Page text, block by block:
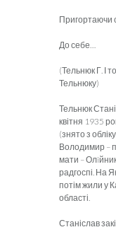
Пригортаючи
До себе…
(Тельнюк Г. І
Тельнюку)
Тельнюк
квітня 1935
(знято з
Володимир –
мати –
радгоспі. На
потім жили у
області.
Станіслав